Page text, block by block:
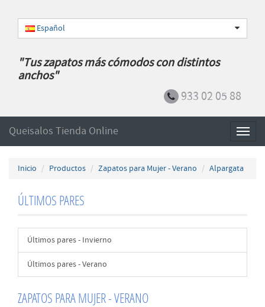
Español
"Tus zapatos más cómodos con distintos
anchos"
933 02 05 88
Queisalos Tienda Online
Inicio Productos Zapatos para Mujer - Verano Alpargata
ÚLTIMOS PARES
Últimos pares - Invierno
Últimos pares - Verano
ZAPATOS PARA MUJER - VERANO